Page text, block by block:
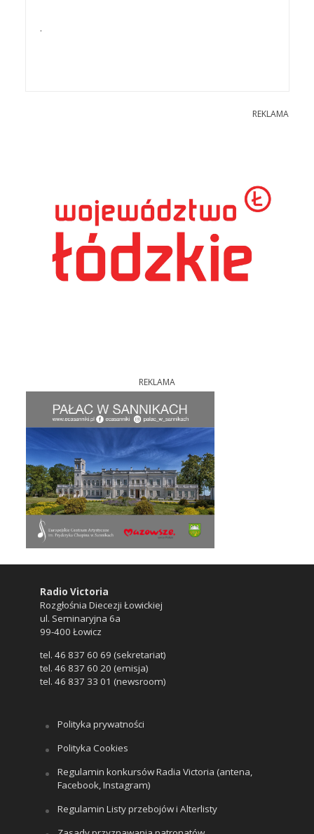
.
REKLAMA
REKLAMA
Radio Victoria
Rozgłośnia Diecezji Łowickiej
ul. Seminaryjna 6a
99-400 Łowicz
tel. 46 837 60 69 (sekretariat)
tel. 46 837 60 20 (emisja)
tel. 46 837 33 01 (newsroom)
Polityka prywatności
Polityka Cookies
Regulamin konkursów Radia Victoria (antena,
Facebook, Instagram)
Regulamin Listy przebojów i Alterlisty